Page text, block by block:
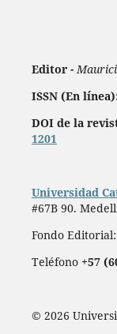
Editor -
ISSN (En
DOI de la
1201
Universidad
#67B 90.
Fondo Editorial:
Teléfono +57
© 2026